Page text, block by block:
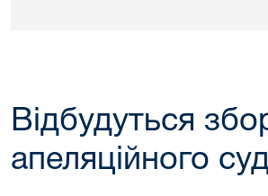
Відбудуться
апеляційного